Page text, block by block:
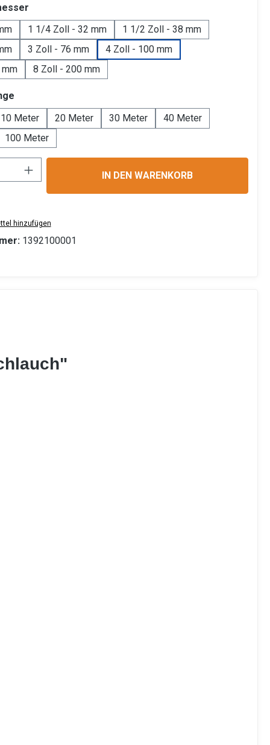
1 1/4 Zoll - 32 mm
1 1/2 Zoll - 38 mm
3 Zoll - 76 mm
4 Zoll - 100 mm
8 Zoll - 200 mm
10 Meter
20 Meter 30 Meter
40 Meter
100 Meter
Gib den gewünschten Wert ein
IN DEN WARENKORB
hinzufügen
1392100001